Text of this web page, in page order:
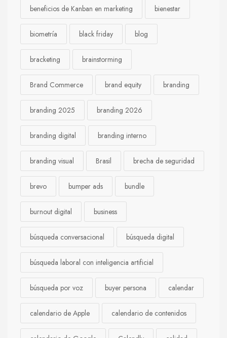
beneficios de Kanban en marketing bienestar
biometría black friday blog
bracketing brainstorming
Brand Commerce brand equity branding
branding 2025 branding 2026
branding digital branding interno
branding visual Brasil brecha de seguridad
brevo bumper ads bundle
burnout digital business
búsqueda conversacional búsqueda digital
búsqueda laboral con inteligencia artificial
búsqueda por voz buyer persona calendar
calendario de Apple calendario de contenidos